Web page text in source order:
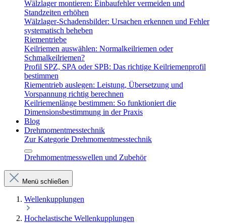
Wälzlager montieren: Einbaufehler vermeiden und
Standzeiten erhöhen
Wälzlager-Schadensbilder: Ursachen erkennen und Fehler
systematisch beheben
Riementriebe
Keilriemen auswählen: Normalkeilriemen oder
Schmalkeilriemen?
Profil SPZ, SPA oder SPB: Das richtige Keilriemenprofil
bestimmen
Riementrieb auslegen: Leistung, Übersetzung und
Vorspannung richtig berechnen
Keilriemenlänge bestimmen: So funktioniert die
Dimensionsbestimmung in der Praxis
Blog
Drehmomentmesstechnik
Zur Kategorie Drehmomentmesstechnik
Drehmomentmesswellen und Zubehör
Menü schließen
Wellenkupplungen
Hochelastische Wellenkupplungen